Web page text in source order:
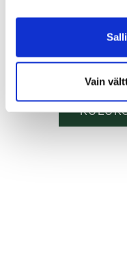
Vain
kulukorvaukset
avulla.